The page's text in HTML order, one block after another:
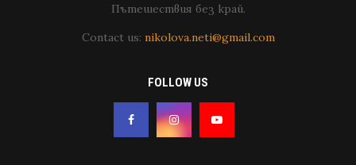
Пътешествия без край.
Contact us: nikolova.neti@gmail.com
FOLLOW US